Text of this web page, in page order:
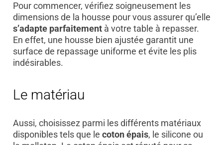
Pour commencer, vérifiez soigneusement les
dimensions de la housse pour vous assurer qu’elle
s’adapte parfaitementà votre table à repasser.
En effet, une housse bien ajustée garantit une
surface de repassage uniforme et évite les plis
indésirables.
Le matériau
Aussi, choisissez parmi les différents matériaux
disponibles tels que le coton épais, le silicone ou